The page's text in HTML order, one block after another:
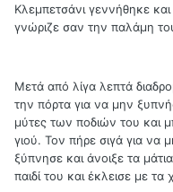
Κλεμπετσάνι γεννήθηκε
γνώριζε σαν την παλάμη
Μετά από λίγα λεπτά
την πόρτα για να μην
μύτες των ποδιών του και
γιού. Τον πήρε σιγά για να
ξύπνησε και άνοιξε τα
παιδί του και έκλεισε με τα